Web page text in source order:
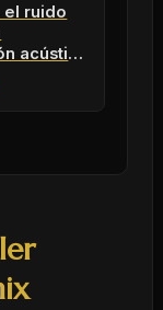
el ruido
acústica